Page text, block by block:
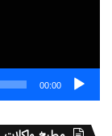
00:00